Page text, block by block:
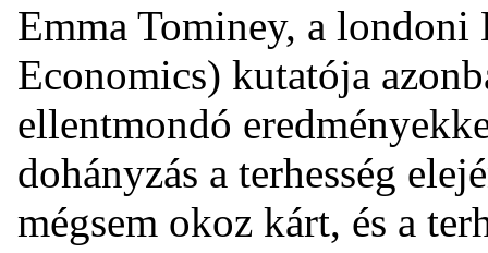
Emma Tominey, a
Economics) kutatója
ellentmondó
dohányzás a terhesség
mégsem okoz kárt, és a